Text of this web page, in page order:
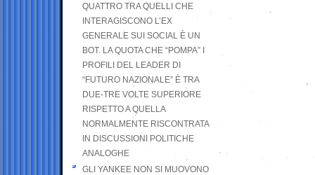
QUATTRO TRA QUELLI CHE
INTERAGISCONO L’EX
GENERALE SUI SOCIAL È UN
BOT. LA QUOTA CHE “POMPA” I
PROFILI DEL LEADER DI
“FUTURO NAZIONALE” È TRA
DUE-TRE VOLTE SUPERIORE
RISPETTO A QUELLA
NORMALMENTE RISCONTRATA
IN DISCUSSIONI POLITICHE
ANALOGHE
GLI YANKEE NON SI MUOVONO